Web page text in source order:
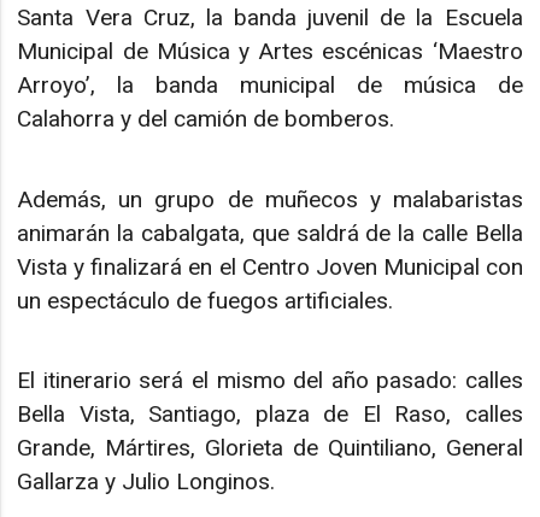
Santa Vera Cruz, la banda juvenil de la Escuela
Municipal de Música y Artes escénicas ‘Maestro
Arroyo’, la banda municipal de música de
Calahorra y del camión de bomberos.
Además, un grupo de muñecos y malabaristas
animarán la cabalgata, que saldrá de la calle Bella
Vista y finalizará en el Centro Joven Municipal con
un espectáculo de fuegos artificiales.
El itinerario será el mismo del año pasado: calles
Bella Vista, Santiago, plaza de El Raso, calles
Grande, Mártires, Glorieta de Quintiliano, General
Gallarza y Julio Longinos.